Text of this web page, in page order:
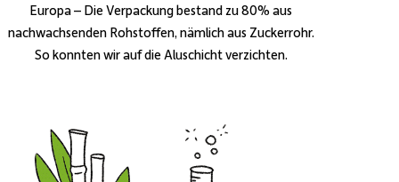
Europa – Die Verpackung bestand zu 80% aus
nachwachsenden Rohstoffen, nämlich aus Zuckerrohr.
So konnten wir auf die Aluschicht verzichten.